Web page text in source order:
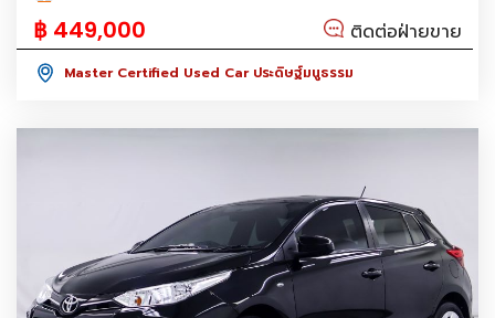
฿ 449,000 ติดต่อฝ่ายขาย
Master Certified Used Car ประดิษฐ์มนูธรรม